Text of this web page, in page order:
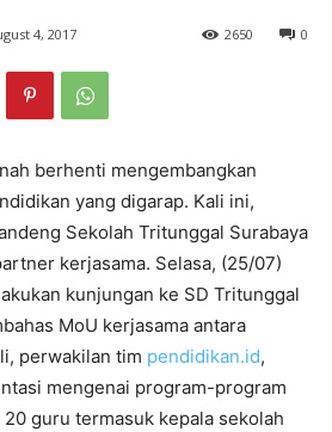
4, 2017 0
2650
berhenti mengembangkan
yang digarap. Kali ini,
Sekolah Tritunggal Surabaya
kerjasama. Selasa, (25/07)
kunjungan ke SD Tritunggal
MoU kerjasama antara
perwakilan tim pendidikan.id,
mengenai program-program
20 guru termasuk kepala sekolah